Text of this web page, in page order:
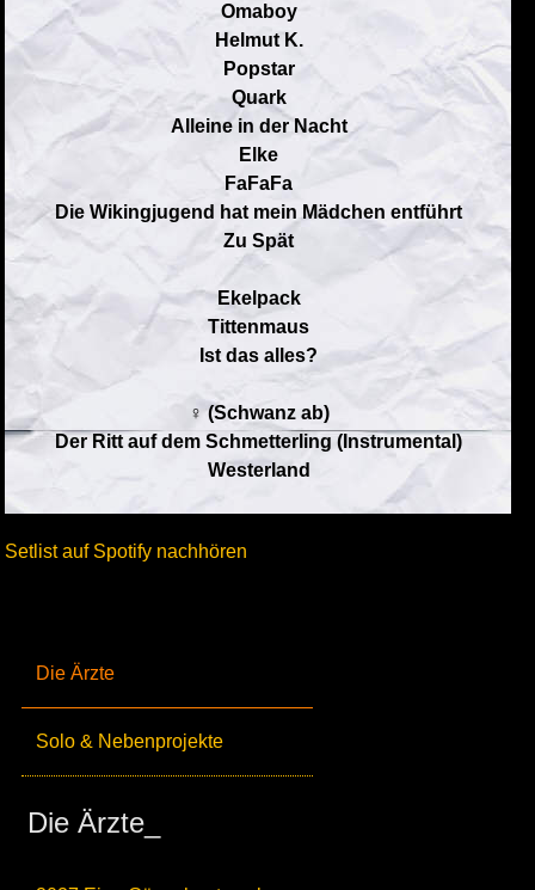
Die Ärzte
Solo & Nebenprojekte
Die Ärzte_
Omaboy
Helmut K.
Popstar
Quark
Alleine in der Nacht
Elke
FaFaFa
Die Wikingjugend hat mein Mädchen entführt
Zu Spät
Ekelpack
Tittenmaus
Ist das alles?
♀ (Schwanz ab)
Der Ritt auf dem Schmetterling (Instrumental)
Westerland
Setlist auf Spotify nachhören